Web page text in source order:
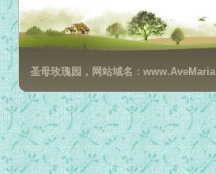
圣母玫瑰园，网站域名：